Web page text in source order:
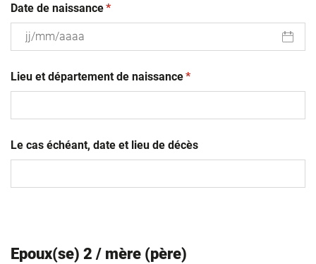
Date de naissance(obligatoire)
*
slash
MM
Lieu et département de naissance(obligatoire)
*
Le cas échéant, date et lieu de décès
Epoux(se) 2 / mère (père)